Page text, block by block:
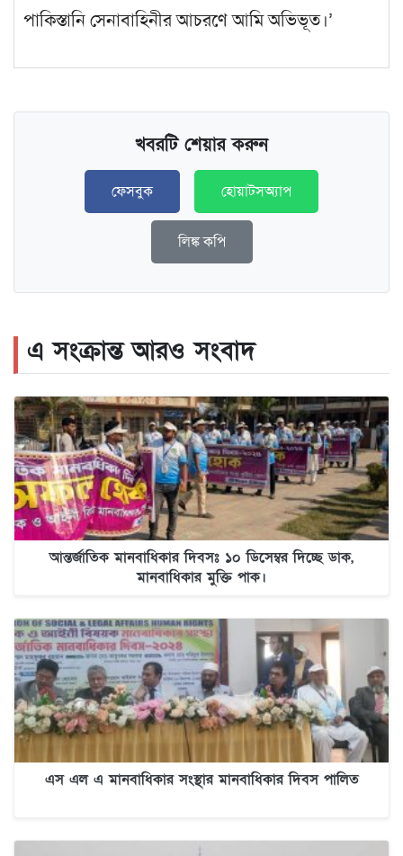
পাকিস্তানি সেনাবাহিনীর আচরণে আমি অভিভূত।’
খবরটি শেয়ার করুন
ফেসবুক হোয়াটসঅ্যাপ
লিঙ্ক কপি
এ সংক্রান্ত আরও সংবাদ
আন্তর্জাতিক মানবাধিকার দিবসঃ ১০ ডিসেম্বর দিচ্ছে ডাক,
মানবাধিকার মুক্তি পাক।
এস এল এ মানবাধিকার সংস্থার মানবাধিকার দিবস পালিত